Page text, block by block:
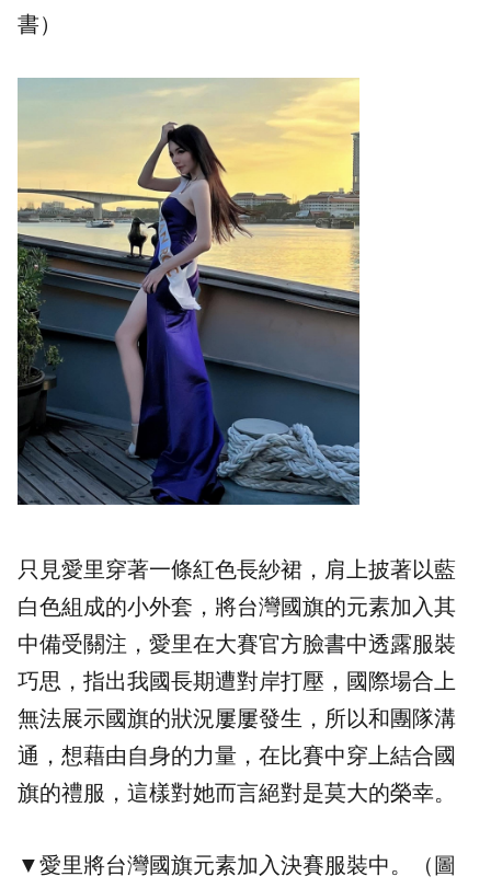
書）
只見愛里穿著一條紅色長紗裙，肩上披著以藍
白色組成的小外套，將台灣國旗的元素加入其
中備受關注，愛里在大賽官方臉書中透露服裝
巧思，指出我國長期遭對岸打壓，國際場合上
無法展示國旗的狀況屢屢發生，所以和團隊溝
通，想藉由自身的力量，在比賽中穿上結合國
旗的禮服，這樣對她而言絕對是莫大的榮幸。
▼愛里將台灣國旗元素加入決賽服裝中。（圖